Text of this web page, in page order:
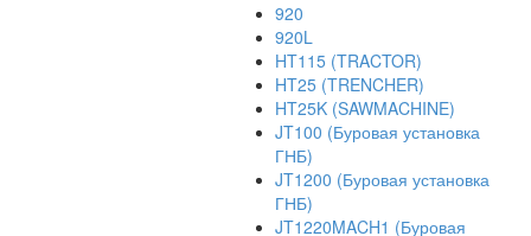
920
920L
HT115 (TRACTOR)
HT25 (TRENCHER)
HT25K (SAWMACHINE)
JT100 (Буровая установка
ГНБ)
JT1200 (Буровая установка
ГНБ)
JT1220MACH1 (Буровая